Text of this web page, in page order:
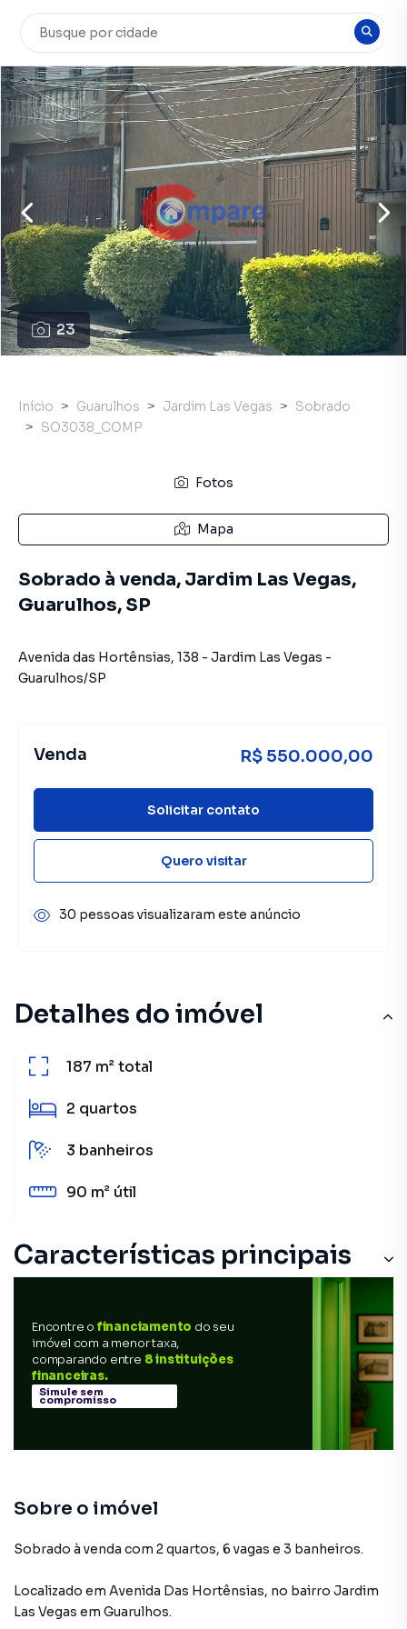
23
Detalhes do imóvel
187 m²total
2 quartos
3 banheiros
90 m² útil
Características principais
Armário Cozinha
Aceita Pet
Encontre o financiamento do seu
imóvel com a menor taxa,
comparando entre 8 instituições
financeiras.
Simule sem
compromisso
Sobre o imóvel
Sobrado à venda com 2 quartos, 6 vagas e 3 banheiros.
Localizado em Avenida Das Hortênsias, no bairro Jardim
Las Vegas em Guarulhos.
Início Guarulhos Jardim Las Vegas
Sobrado
SO3038_COMP
Fotos
Mapa
Sobrado à venda, Jardim Las Vegas,
Guarulhos, SP
Avenida das Hortênsias, 138 - Jardim Las Vegas -
Guarulhos/SP
Venda R$ 550.000,00
Solicitar contato
Quero visitar
30 pessoas visualizaram este anúncio